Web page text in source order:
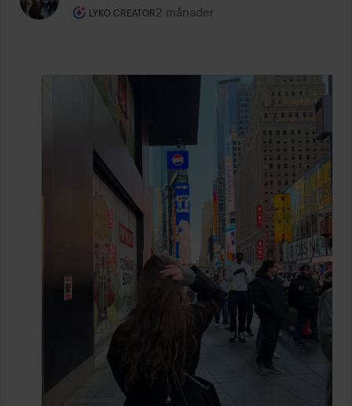
LYKO CREATOR
Användarens roll: Lyko Creator.
2 månader
Inlägget skapades 2 månader